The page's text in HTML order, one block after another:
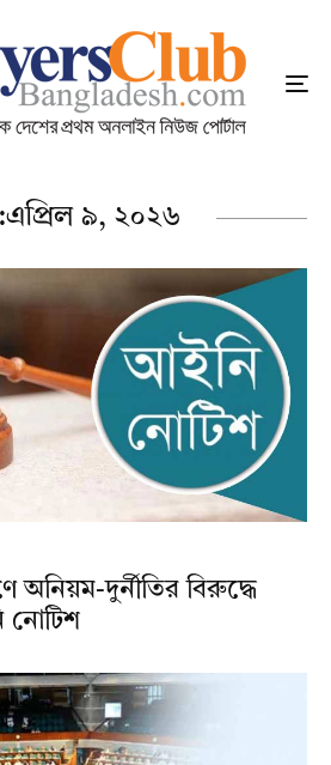
এপ্রিল ৯, ২০২৬
অনিয়ম-দুর্নীতির বিরুদ্ধে
নোটিশ